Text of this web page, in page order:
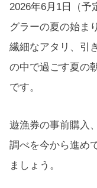
2026年6月1日（予
グラーの夏の始ま
繊細なアタリ、引
の中で過ごす夏の
です。
遊漁券の事前購入
調べを今から進め
ましょう。